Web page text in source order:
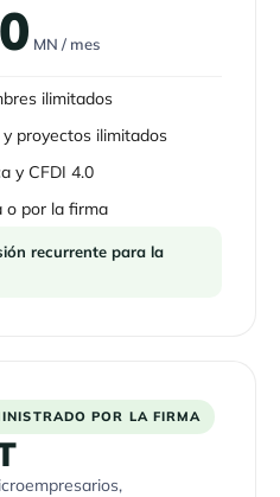
MN / mes
ilimitados
proyectos ilimitados
y CFDI 4.0
o por la firma
recurrente para la
POR LA FIRMA